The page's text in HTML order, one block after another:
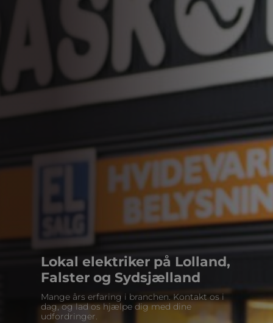
Lokal elektriker på Lolland,
Falster og Sydsjælland
Mange års erfaring i branchen. Kontakt os i
dag, og lad os hjælpe dig med dine
udfordringer.